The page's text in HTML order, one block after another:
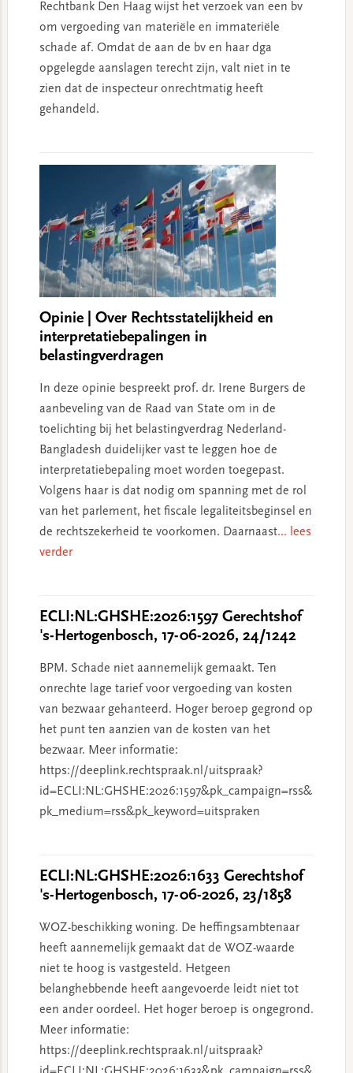
Rechtbank Den Haag wijst het verzoek van een bv
om vergoeding van materiële en immateriële
schade af. Omdat de aan de bv en haar dga
opgelegde aanslagen terecht zijn, valt niet in te
zien dat de inspecteur onrechtmatig heeft
gehandeld.
Opinie | Over Rechtsstatelijkheid en
interpretatiebepalingen in
belastingverdragen
In deze opinie bespreekt prof. dr. Irene Burgers de
aanbeveling van de Raad van State om in de
toelichting bij het belastingverdrag Nederland-
Bangladesh duidelijker vast te leggen hoe de
interpretatiebepaling moet worden toegepast.
Volgens haar is dat nodig om spanning met de rol
van het parlement, het fiscale legaliteitsbeginsel en
de rechtszekerheid te voorkomen. Daarnaast... lees
verder
ECLI:NL:GHSHE:2026:1597 Gerechtshof
's-Hertogenbosch, 17-06-2026, 24/1242
BPM. Schade niet aannemelijk gemaakt. Ten
onrechte lage tarief voor vergoeding van kosten
van bezwaar gehanteerd. Hoger beroep gegrond op
het punt ten aanzien van de kosten van het
bezwaar. Meer informatie:
https://deeplink.rechtspraak.nl/uitspraak?
id=ECLI:NL:GHSHE:2026:1597&pk_campaign=rss&
pk_medium=rss&pk_keyword=uitspraken
ECLI:NL:GHSHE:2026:1633 Gerechtshof
's-Hertogenbosch, 17-06-2026, 23/1858
WOZ-beschikking woning. De heffingsambtenaar
heeft aannemelijk gemaakt dat de WOZ-waarde
niet te hoog is vastgesteld. Hetgeen
belanghebbende heeft aangevoerde leidt niet tot
een ander oordeel. Het hoger beroep is ongegrond.
Meer informatie:
https://deeplink.rechtspraak.nl/uitspraak?